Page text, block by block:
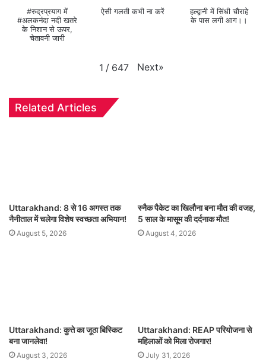
#रुद्रप्रयाग में
#अलकनंदा नदी खतरे
के निशान से ऊपर,
चेतावनी जारी
ऐसी गलती कभी ना करें
हल्द्वानी में सिंधी चौराहे
के पास लगी आग।।
1 / 647 Next»
Related Articles
Uttarakhand: 8 से 16 अगस्त तक
नैनीताल में चलेगा विशेष स्वच्छता अभियान!
August 5, 2026
स्नैक पैकेट का खिलौना बना मौत की वजह,
5 साल के मासूम की दर्दनाक मौत!
August 4, 2026
Uttarakhand: कुत्ते का जूठा बिस्किट
बना जानलेवा!
August 3, 2026
Uttarakhand: REAP परियोजना से
महिलाओं को मिला रोजगार!
July 31, 2026